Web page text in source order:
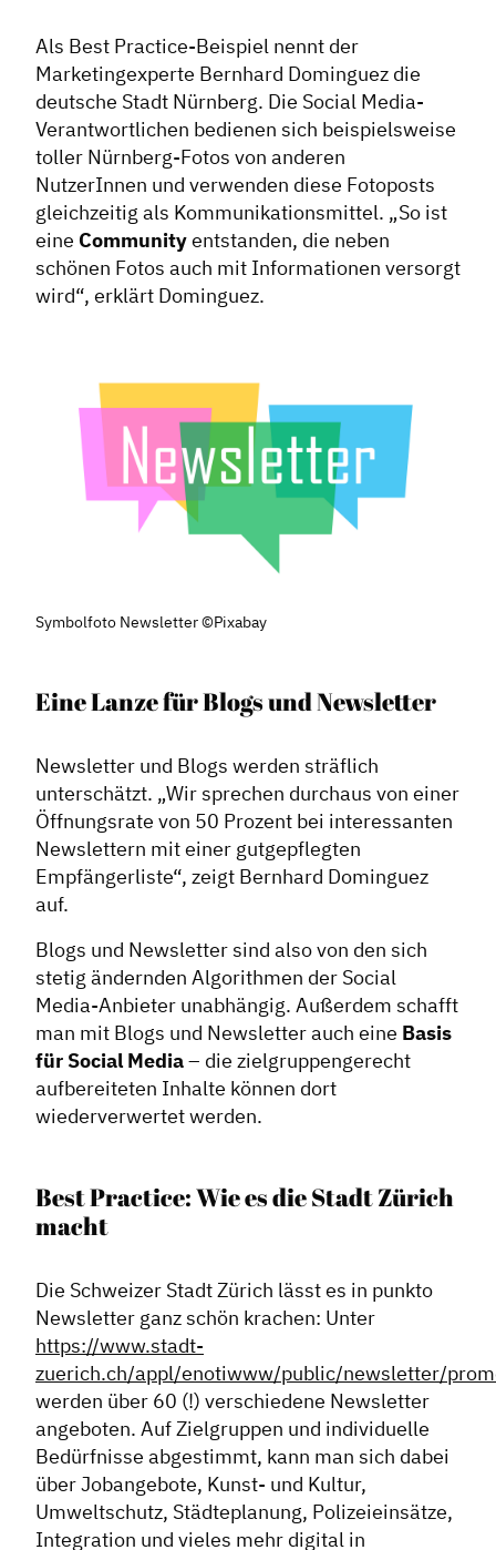
Dachverband
Geschichte des Dachverbandes
Vorstand
Mitglieder
Veranstaltungen
Formate
Stadtmarketing
Handlungsräume
Netzwerkmanagement
Projektmanagement
Contentmanagement
Datenmanagement
Serviceleistungen
Kooperationen
Service
Blog
Podcast
News
Als Best Practice-Beispiel nennt der
Marketingexperte Bernhard Dominguez die
deutsche Stadt Nürnberg. Die Social Media-
Verantwortlichen bedienen sich beispielsweise
toller Nürnberg-Fotos von anderen
NutzerInnen und verwenden diese Fotoposts
gleichzeitig als Kommunikationsmittel. „So ist
eine Communityentstanden, die neben
schönen Fotos auch mit Informationen versorgt
wird“, erklärt Dominguez.
Symbolfoto Newsletter ©Pixabay
Eine Lanze für Blogs und Newsletter
Newsletter und Blogs werden sträflich
unterschätzt. „Wir sprechen durchaus von einer
Öffnungsrate von 50 Prozent bei interessanten
Newslettern mit einer gutgepflegten
Empfängerliste“, zeigt Bernhard Dominguez
auf.
Blogs und Newsletter sind also von den sich
stetig ändernden Algorithmen der Social
Media-Anbieter unabhängig. Außerdem schafft
man mit Blogs und Newsletter auch eine Basis
für Social Media– die zielgruppengerecht
aufbereiteten Inhalte können dort
wiederverwertet werden.
Best Practice: Wie es die Stadt Zürich
macht
Die Schweizer Stadt Zürich lässt es in punkto
Newsletter ganz schön krachen: Unter
https://www.stadt-
zuerich.ch/appl/enotiwww/public/newsletter/
werden über 60 (!) verschiedene Newsletter
angeboten. Auf Zielgruppen und individuelle
Bedürfnisse abgestimmt, kann man sich dabei
über Jobangebote, Kunst- und Kultur,
Umweltschutz, Städteplanung, Polizeieinsätze,
Integration und vieles mehr digital in